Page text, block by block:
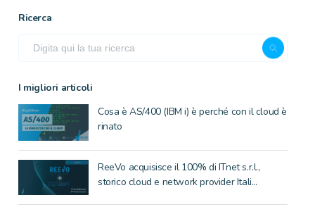
Ricerca
I migliori articoli
Cosa è AS/400 (IBM i) è perché con il cloud è
rinato
ReeVo acquisisce il 100% di ITnet s.r.l.,
storico cloud e network provider Itali...